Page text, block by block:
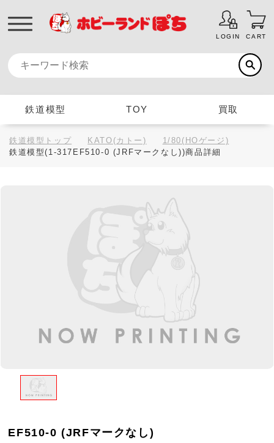
LOGIN CART
鉄道模型 TOY 買取
鉄道模型トップ KATO(カトー)
1/80(HOゲージ)
鉄道模型(1-317EF510-0 (JRFマークなし))商品詳細
EF510-0 (JRFマークなし)